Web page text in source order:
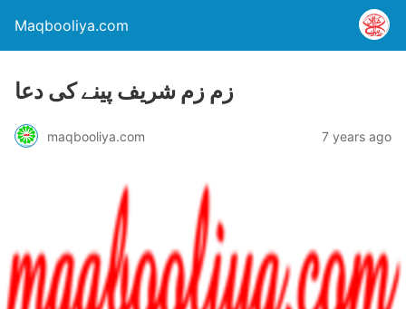
Maqbooliya.com
زم زم شریف پینے کی دعا
maqbooliya.com 7 years ago